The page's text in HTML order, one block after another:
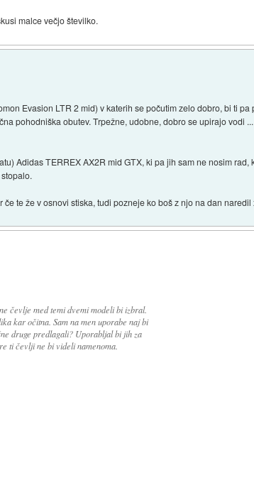
malce večjo številko.
Evasion LTR 2 mid) v katerih se počutim zelo dobro, bi ti pa
pohodniška obutev. Trpežne, udobne, dobro se upirajo vodi
Adidas TERREX AX2R mid GTX, ki pa jih sam ne nosim rad,
te že v osnovi stiska, tudi pozneje ko boš z njo na dan
čevlje med temi dvemi modeli bi izbral.
kar očitna. Sam na men uporabe naj bi
druge predlagali? Uporabljal bi jih za
ti čevlji ne bi videli namenoma.